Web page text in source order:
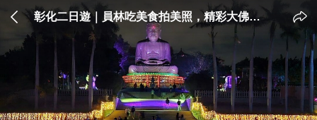
彰化二日遊｜員林吃美食拍美照，精彩大佛光
雕秀、浪漫蜀葵花季，把彰化玩好玩滿！